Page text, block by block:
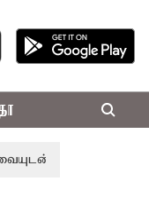
வேளாண்